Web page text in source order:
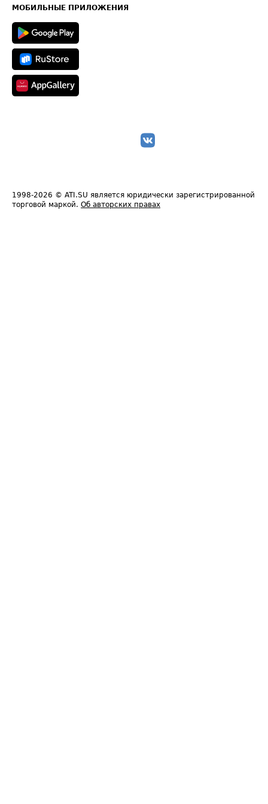
Техническая информация
МОБИЛЬНЫЕ ПРИЛОЖЕНИЯ
1998-2026 © ATI.SU является юридически зарегистрированной
торговой маркой. Об авторских правах